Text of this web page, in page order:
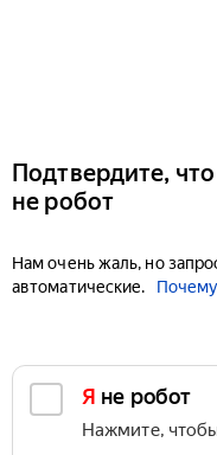
Подтвердите,
не робот
Нам очень жаль, но
автоматические.
Я не робот
Нажмите,